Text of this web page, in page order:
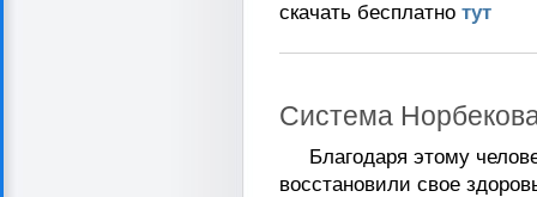
скачать бесплатно тут
Система
Благодаря этому
восстановили свое